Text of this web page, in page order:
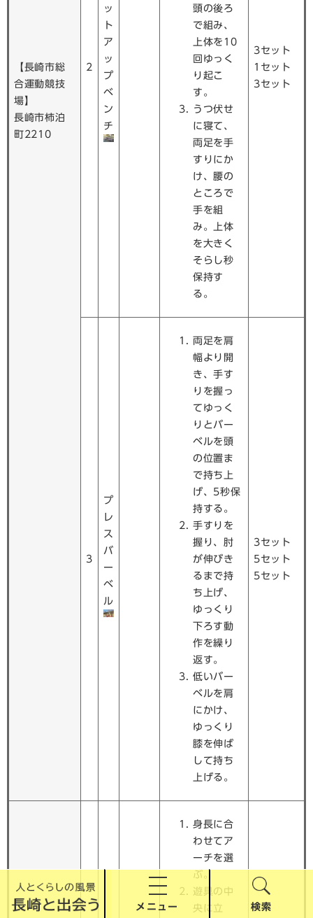
メニュー 検索
【長崎市総
合運動競技
場】
長崎市柿泊
町2210
2
ッ
ト
ア
ッ
プ
ベ
ン
チ
頭の後ろ
で組み、
上体を10
回ゆっく
り起こ
す。
うつ伏せ
に寝て、
両足を手
すりにか
け、腰の
ところで
手を組
み。上体
を大きく
そらし秒
保持す
る。
3セット
1セット
3セット
3
プ
レ
ス
バ
ー
ベ
ル
両足を肩
幅より開
き、手す
りを握っ
てゆっく
りとバー
ベルを頭
の位置ま
で持ち上
げ、5秒保
持する。
手すりを
握り、肘
が伸びき
るまで持
ち上げ、
ゆっくり
下ろす動
作を繰り
返す。
低いバー
ベルを肩
にかけ、
ゆっくり
膝を伸ば
して持ち
上げる。
3セット
5セット
5セット
身長に合
わせてア
ーチを選
ぶ。
遊具の中
央に立